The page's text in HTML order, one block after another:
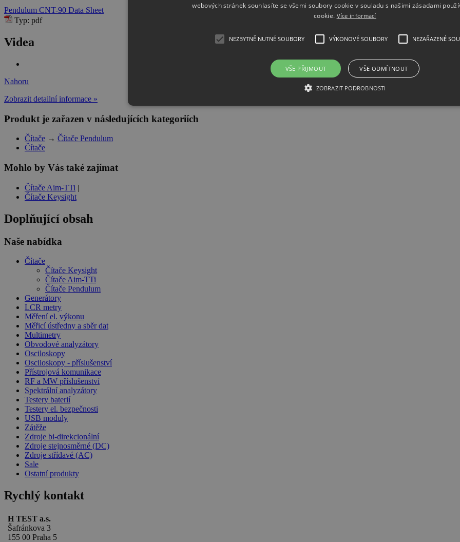
Pendulum CNT-90 Data Sheet
Typ: pdf
Videa
Nahoru
Zobrazit detailní informace »
Produkt je zařazen v následujících kategoriích
Čítače → Čítače Pendulum
Čítače
Mohlo by Vás také zajímat
Čítače Aim-TTi |
Čítače Keysight
Doplňující obsah
Naše nabídka
Čítače
Čítače Keysight
Čítače Aim-TTi
Čítače Pendulum
Generátory
LCR metry
Měření el. výkonu
Měřicí ústředny a sběr dat
Multimetry
Obvodové analyzátory
Osciloskopy
Osciloskopy - příslušenství
Přístrojová komunikace
RF a MW příslušenství
Spektrální analyzátory
Testery baterií
Testery el. bezpečnosti
USB moduly
Zátěže
Zdroje bi-direkcionální
Zdroje stejnosměrné (DC)
Zdroje střídavé (AC)
Sale
Ostatní produkty
Rychlý kontakt
H TEST a.s.
Šafránkova 3
155 00 Praha 5
webových stránek souhlasíte se všemi soubory cookie v souladu s našimi zásadami
cookie. Více informací
NEZBYTNĚ NUTNÉ SOUBORY VÝKONOVÉ SOUBORY NEZAŘAZENÉ
VŠE PŘIJMOUT VŠE ODMÍTNOUT
ZOBRAZIT PODROBNOSTI